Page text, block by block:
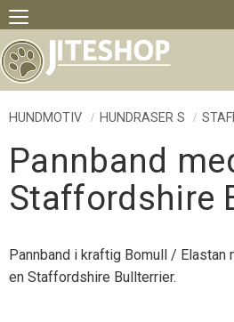
Meny
HUNDMOTIV HUNDRASER S
Pannband
Staffordshire
Pannband i kraftig Bomull /
en Staffordshire Bullterrier.